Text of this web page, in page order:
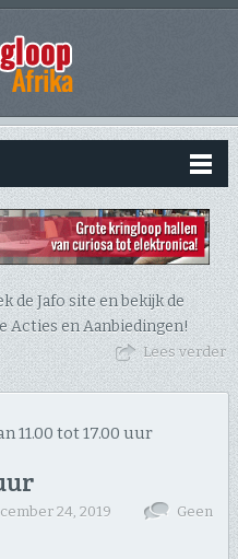
de Jafo site en bekijk de
Acties en Aanbiedingen!
Lees verder
11.00 tot 17.00 uur
24, 2019
Geen